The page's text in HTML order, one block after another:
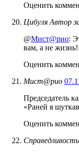
Оценить
Цибуля Автор
@Мист@рио:
вам, а не
Оценить
Мист@рио
Председатель
«Раней я
Оценить
Справедливость